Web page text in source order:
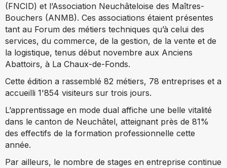
(FNCID) et l’Association Neuchâteloise des Maîtres-
Bouchers (ANMB). Ces associations étaient présentes
tant au Forum des métiers techniques qu’à celui des
services, du commerce, de la gestion, de la vente et de
la logistique, tenus début novembre aux Anciens
Abattoirs, à La Chaux-de-Fonds.
Cette édition a rassemblé 82 métiers, 78 entreprises et a
accueilli 1'854 visiteurs sur trois jours.
L’apprentissage en mode dual affiche une belle vitalité
dans le canton de Neuchâtel, atteignant près de 81%
des effectifs de la formation professionnelle cette
année.
Par ailleurs, le nombre de stages en entreprise continue